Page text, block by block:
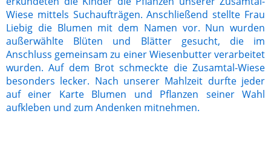
Wiese mittels Suchaufträgen. Anschließend stellte Frau
Liebig die Blumen mit dem Namen vor. Nun wurden
außerwählte Blüten und Blätter gesucht, die im
Anschluss gemeinsam zu einer Wiesenbutter verarbeitet
wurden. Auf dem Brot schmeckte die Zusamtal-Wiese
besonders lecker. Nach unserer Mahlzeit durfte jeder
auf einer Karte Blumen und Pflanzen seiner Wahl
aufkleben und zum Andenken mitnehmen.